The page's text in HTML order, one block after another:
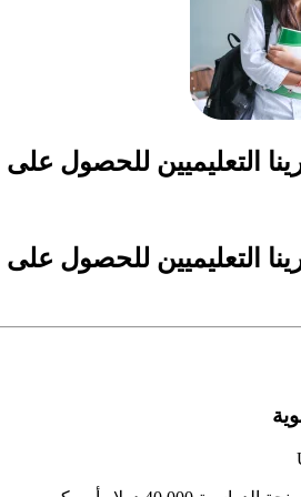
التعليميين للحصول على
التعليميين للحصول على